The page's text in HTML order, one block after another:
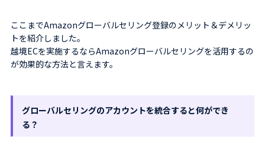
ここまでAmazonグローバルセリング登録のメリット＆デメリッ
トを紹介しました。
越境ECを実施するならAmazonグローバルセリングを活用するの
が効果的な方法と言えます。
グローバルセリングのアカウントを統合すると何ができ
る？